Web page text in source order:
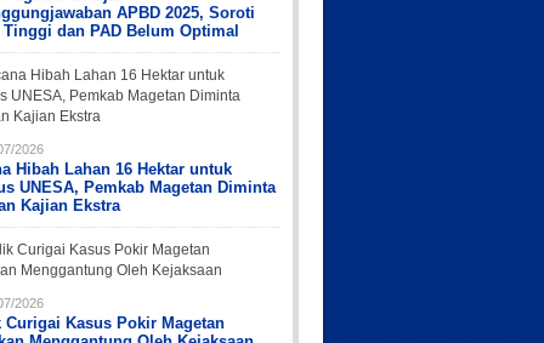
APBD 2025, Soroti
Tinggi dan PAD Belum Optimal
2026
Hibah Lahan 16 Hektar untuk
UNESA, Pemkab Magetan Diminta
Kajian Ekstra
2026
Curigai Kasus Pokir Magetan